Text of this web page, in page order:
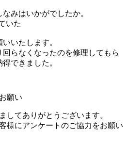
みはいかがでしたか。
いた
いたします。
らなくなったのを修理してもら
できました。
願い
してありがとうございます。
様にアンケートのご協力をお願い